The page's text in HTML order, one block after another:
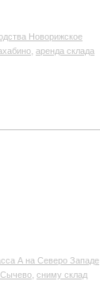
Новорижское
, аренда склада
А на Северо Западе
, сниму склад